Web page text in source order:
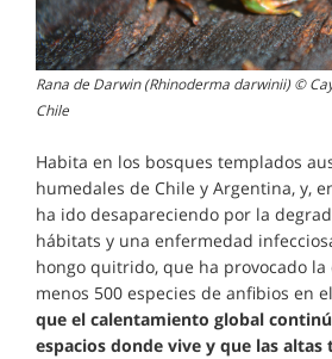
Rana de Darwin (Rhinoderma darwinii) ©
Chile
Habita en los bosques templados
humedales de Chile y Argentina, y,
ha ido desapareciendo por la
hábitats y una enfermedad
hongo quitrido, que ha provocado
menos 500 especies de anfibios en
que el calentamiento global
espacios donde vive y que las